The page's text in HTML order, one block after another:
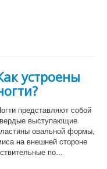
устроены
представляют собой
выступающие
овальной формы,
на внешней стороне
по...